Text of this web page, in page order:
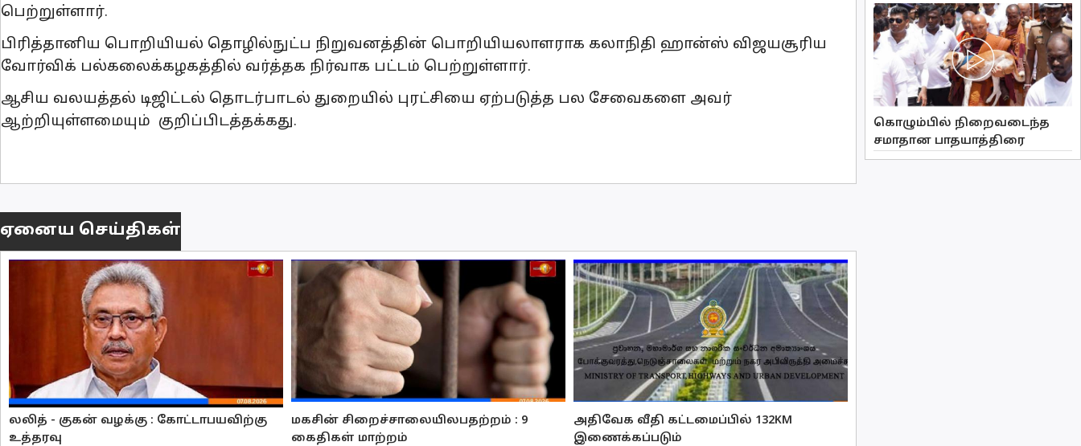
பெற்றுள்ளார்.
பிரித்தானிய பொறியியல் தொழில்நுட்ப நிறுவனத்தின் பொறியியலாளராக கலாநிதி ஹான்ஸ் விஜயசூரிய
வோர்விக் பல்கலைக்கழகத்தில் வர்த்தக நிர்வாக பட்டம் பெற்றுள்ளார்.
ஆசிய வலயத்தல் டிஜிட்டல் தொடர்பாடல் துறையில் புரட்சியை ஏற்படுத்த பல சேவைகளை அவர்
ஆற்றியுள்ளமையும் குறிப்பிடத்தக்கது.
ஏனைய செய்திகள்
லலித் - குகன் வழக்கு : கோட்டாபயவிற்கு
உத்தரவு
மகசின் சிறைச்சாலையிலபதற்றம் : 9
கைதிகள் மாற்றம்
அதிவேக வீதி கட்டமைப்பில் 132KM
இணைக்கப்படும்
கொழும்பில் நிறைவடைந்த
சமாதான பாதயாத்திரை